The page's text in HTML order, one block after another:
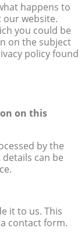
happens to
website.
you could be
on the subject
policy found
on this
by the
can be
it to us. This
contact form.